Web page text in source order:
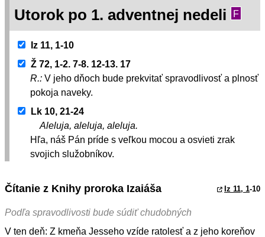
Utorok po 1. adventnej nedeli F
Iz 11, 1-10
Ž 72, 1-2. 7-8. 12-13. 17
R.: V jeho dňoch bude prekvitať spravodlivosť a plnosť
pokoja naveky.
Lk 10, 21-24
Aleluja, aleluja, aleluja.
Hľa, náš Pán príde s veľkou mocou a osvieti zrak
svojich služobníkov.
Čítanie z Knihy proroka Izaiáša Iz 11, 1-10
Podľa spravodlivosti bude súdiť chudobných
V ten deň: Z kmeňa Jesseho vzíde ratolesť a z jeho koreňov